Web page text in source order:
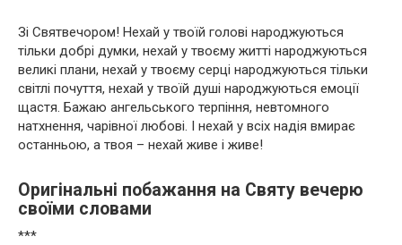
Зі Святвечором! Нехай у твоїй голові народжуються
тільки добрі думки, нехай у твоєму житті народжуються
великі плани, нехай у твоєму серці народжуються тільки
світлі почуття, нехай у твоїй душі народжуються емоції
щастя. Бажаю ангельського терпіння, невтомного
натхнення, чарівної любові. І нехай у всіх надія вмирає
останньою, а твоя – нехай живе і живе!
Оригінальні побажання на Святу вечерю
своїми словами
***